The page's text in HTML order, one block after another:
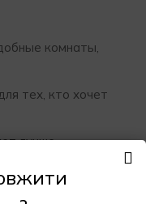
комнаты,
тех, кто хочет
лучше